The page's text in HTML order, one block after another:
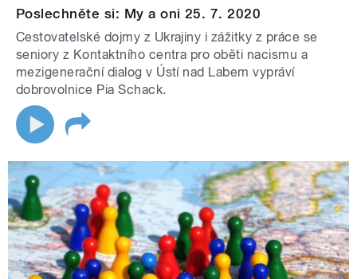
Poslechněte si: My a oni 25. 7. 2020
Cestovatelské dojmy z Ukrajiny i zážitky z práce se
seniory z Kontaktního centra pro oběti nacismu a
mezigenerační dialog v Ústí nad Labem vypráví
dobrovolnice Pia Schack.